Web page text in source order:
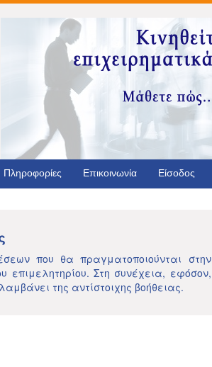
Πληροφορίες Επικοινωνία Είσοδος
που θα πραγματοποιούνται στην
Στη συνέχεια, εφόσον,
της αντίστοιχης βοήθειας.